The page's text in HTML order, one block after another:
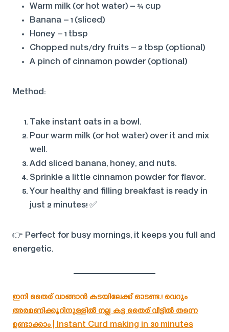
Warm milk (or hot water) – ¾ cup
Banana – 1 (sliced)
Honey – 1 tbsp
Chopped nuts/dry fruits – 2 tbsp (optional)
A pinch of cinnamon powder (optional)
Method:
Take instant oats in a bowl.
Pour warm milk (or hot water) over it and mix
well.
Add sliced banana, honey, and nuts.
Sprinkle a little cinnamon powder for flavor.
Your healthy and filling breakfast is ready in
just 2 minutes! ✅
👉 Perfect for busy mornings, it keeps you full and
energetic.
ഇനി തൈര് വാങ്ങാൻ കടയിലേക്ക് ഓടണ്ട.! വെറും
അരമണിക്കൂറിനുള്ളിൽ നല്ല കട്ട തൈര് വീട്ടിൽ തന്നെ
ഉണ്ടാക്കാം | Instant Curd making in 30 minutes